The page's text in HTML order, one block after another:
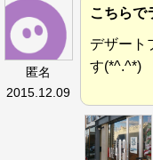
匿名
2015.12.09
こちらで
デザート
す(*^.^*)